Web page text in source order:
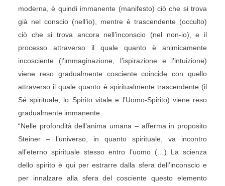
moderna, è quindi immanente (manifesto) ciò che si trova
già nel conscio (nell’io), mentre è trascendente (occulto)
ciò che si trova ancora nell’inconscio (nel non-io), e il
processo attraverso il quale quanto è animicamente
incosciente (l’immaginazione, l’ispirazione e l’intuizione)
viene reso gradualmente cosciente coincide con quello
attraverso il quale quanto è spiritualmente trascendente (il
Sé spirituale, lo Spirito vitale e l’Uomo-Spirito) viene reso
gradualmente immanente.
“Nelle profondità dell’anima umana – afferma in proposito
Steiner – l’universo, in quanto spirituale, va incontro
all’eterno spirituale stesso entro l’uomo (…) La scienza
dello spirito è qui per estrarre dalla sfera dell’inconscio e
per innalzare alla sfera del cosciente questo elemento